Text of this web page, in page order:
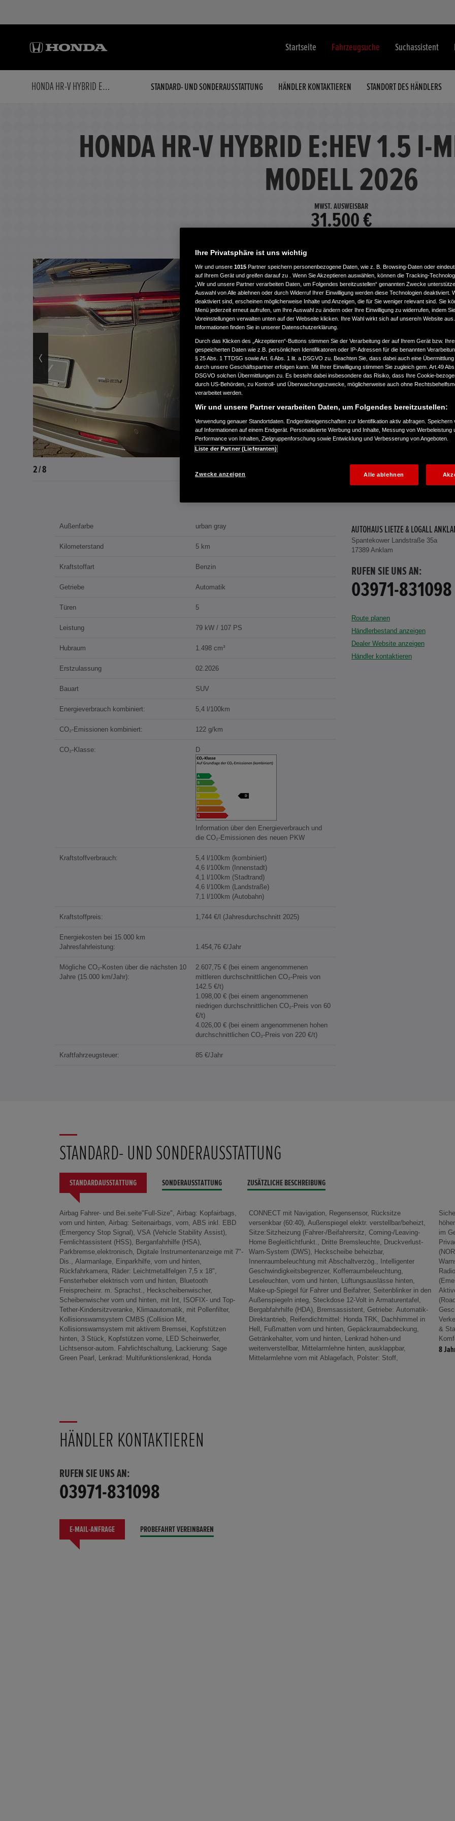
Startseite Fahrzeugsuche Suchassistent
HONDA HR-V HYBRID E:HEV 1.5 I-MMD ELEGANCE MODELL 2026 STANDARD- UND SONDERAUSSTATTUNG HÄNDLER KONTAKTIEREN STANDORT DES HÄNDLERS
HONDA HR-V HYBRID E:HEV 1.5 I-
MODELL 2026
MWST. AUSWEISBAR
31.500 €
3 / 8
Außenfarbe urban gray
Kilometerstand 5 km
Kraftstoffart Benzin
Getriebe Automatik
Türen 5
Leistung 79 kW / 107 PS
Hubraum 1.498 cm³
Erstzulassung 02.2026
Bauart SUV
Energieverbrauch kombiniert: 5,4 l/100km
CO₂-Emissionen kombiniert: 122 g/km
CO₂-Klasse: D
Information über den Energieverbrauch und
die CO₂-Emissionen des neuen PKW
Kraftstoffverbrauch:
5,4 l/100km (kombiniert)
4,6 l/100km (Innenstadt)
4,1 l/100km (Stadtrand)
4,6 l/100km (Landstraße)
7,1 l/100km (Autobahn)
Kraftstoffpreis: 1,744 €/l (Jahresdurchschnitt 2025)
Energiekosten bei 15.000 km
Jahresfahrleistung:
1.454,76 €/Jahr
Mögliche CO₂-Kosten über die nächsten 10
Jahre (15.000 km/Jahr):
2.607,75 € (bei einem angenommenen
mittleren durchschnittlichen CO₂-Preis von
142.5 €/t)
1.098,00 € (bei einem angenommenen
niedrigen durchschnittlichen CO₂-Preis von 60
€/t)
4.026,00 € (bei einem angenommenen hohen
durchschnittlichen CO₂-Preis von 220 €/t)
Kraftfahrzeugsteuer: 85 €/Jahr
AUTOHAUS LIETZE & LOGALL
Spantekower Landstraße 35a
17389 Anklam
RUFEN SIE UNS AN:
03971-831098
Route planen
Händlerbestand anzeigen
Dealer Website anzeigen
Händler kontaktieren
STANDARD- UND SONDERAUSSTATTUNG
STANDARDAUSSTATTUNG SONDERAUSSTATTUNG ZUSÄTZLICHE BESCHREIBUNG
Airbag Fahrer- und Bei.seite"Full-Size", Airbag: Kopfairbags,
vorn und hinten, Airbag: Seitenairbags, vorn, ABS inkl. EBD
(Emergency Stop Signal), VSA (Vehicle Stability Assist),
Fernlichtassistent (HSS), Berganfahrhilfe (HSA),
Parkbremse,elektronisch, Digitale Instrumentenanzeige mit 7"-
Dis., Alarmanlage, Einparkhilfe, vorn und hinten,
Rückfahrkamera, Räder: Leichtmetallfelgen 7,5 x 18",
Fensterheber elektrisch vorn und hinten, Bluetooth
Freisprecheinr. m. Sprachst., Heckscheibenwischer,
Scheibenwischer vorn und hinten, mit Int, ISOFIX- und Top-
Tether-Kindersitzveranke, Klimaautomatik, mit Pollenfilter,
Kollisionswarnsystem CMBS (Collision Mit,
Kollisionswarnsystem mit aktivem Bremsei, Kopfstützen
hinten, 3 Stück, Kopfstützen vorne, LED Scheinwerfer,
Lichtsensor-autom. Fahrlichtschaltung, Lackierung: Sage
Green Pearl, Lenkrad: Multifunktionslenkrad, Honda
CONNECT mit Navigation, Regensensor, Rücksitze
versenkbar (60:40), Außenspiegel elektr. verstellbar/beheizt,
Sitze:Sitzheizung (Fahrer-/Beifahrersitz, Coming-/Leaving-
Home Begleitlichtfunkt., Dritte Bremsleuchte, Druckverlust-
Warn-System (DWS), Heckscheibe beheizbar,
Innenraumbeleuchtung mit Abschaltverzög., Intelligenter
Geschwindigkeitsbegrenzer, Kofferraumbeleuchtung,
Leseleuchten, vorn und hinten, Lüftungsauslässe hinten,
Make-up-Spiegel für Fahrer und Beifahrer, Seitenblinker in den
Außenspiegeln integ, Steckdose 12-Volt in Armaturentafel,
Bergabfahrhilfe (HDA), Bremsassistent, Getriebe: Automatik-
Direktantrieb, Reifendichtmittel: Honda TRK, Dachhimmel in
Hell, Fußmatten vorn und hinten, Gepäckraumabdeckung,
Getränkehalter, vorn und hinten, Lenkrad höhen-und
weitenverstellbar, Mittelarmlehne hinten, ausklappbar,
Mittelarmlehne vorn mit Ablagefach, Polster: Stoff,
Sicherheitsgurte: 3-Punkt-Automatikgurte, Sitze: Fahrersitz
höhenverstellbar, Sitzlehnentaschen Beifahrersitz, Verzurrösen
im Gepäckraum, Dachspoiler, Frontgrill in Wagenfarbe,
Privacy Glass, Rückleuchten in LED Technik, 3 Fahrmodi
(NORMAL/ECON/SPORT), Akustisches Fahrzeug-
Warnsystem AVAS, Ottopartikelfilter, Dachantenne Shark Fin,
Radiozubehör: 4 Lautsprecher 160W, Notrufsystem
(Emergency Call), Regeneratives Bremsen, Warndreieck,
Aktiver Spurhalteassistent LKAS, Spurhalteassistent RDM
(Road Departure M, Tagfahrlicht in LED-Technik, Adaptive
Geschwindigkeitregelung ACC, USB-Anschluß vorn,
Verkehrszeichenerkennung TSR, Wegfahrsperre, Smart Entry
& Start (schlüsselloses Zuga, Zentralver. fernb. m.
8
HÄNDLER KONTAKTIEREN
RUFEN SIE UNS AN:
03971-831098
E-MAIL-ANFRAGE PROBEFAHRT VEREINBAREN
Ihre Privatsphäre ist uns wichtig
Wir und unsere 1015 Partner speichern personenbezogene Daten, wie z. B. Browsing-Daten oder
auf Ihrem Gerät und greifen darauf zu . Wenn Sie Akzeptieren auswählen, können die Tracking-
„Wir und unsere Partner verarbeiten Daten, um Folgendes bereitzustellen“ genannten Zwecke
Auswahl von Alle ablehnen oder durch Widerruf Ihrer Einwilligung werden diese Technologien deaktiviert.
deaktiviert sind, erscheinen möglicherweise Inhalte und Anzeigen, die für Sie weniger relevant sind. Sie
Menü jederzeit erneut aufrufen, um Ihre Auswahl zu ändern oder Ihre Einwilligung zu widerrufen, indem
Voreinstellungen verwalten unten auf der Webseite klicken. Ihre Wahl wirkt sich auf unsere/n Website
Informationen finden Sie in unserer Datenschutzerklärung.
Durch das Klicken des „Akzeptieren“-Buttons stimmen Sie der Verarbeitung der auf Ihrem Gerät bzw.
gespeicherten Daten wie z.B. persönlichen Identifikatoren oder IP-Adressen für die benannten
§ 25 Abs. 1 TTDSG sowie Art. 6 Abs. 1 lit. a DSGVO zu. Beachten Sie, dass dabei auch eine Übermittlung
durch unsere Geschäftspartner erfolgen kann. Mit Ihrer Einwilligung stimmen Sie zugleich gem. Art.49
DSGVO solchen Übermittlungen zu. Es besteht dabei insbesondere das Risiko, dass Ihre Cookie-
durch US-Behörden, zu Kontroll- und Überwachungszwecke, möglicherweise auch ohne
verarbeitet werden.
Wir und unsere Partner verarbeiten Daten, um Folgendes bereitzustellen:
Verwendung genauer Standortdaten. Endgeräteeigenschaften zur Identifikation aktiv abfragen. Speichern
auf Informationen auf einem Endgerät. Personalisierte Werbung und Inhalte, Messung von Werbeleistung
Performance von Inhalten, Zielgruppenforschung sowie Entwicklung und Verbesserung von Angeboten.
Liste der Partner (Lieferanten)
Zwecke anzeigen Alle ablehnen